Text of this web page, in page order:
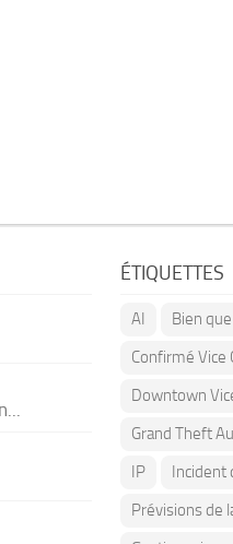
ÉTIQUETTES
AI Bien
Confirmé Vice
Downtown
Grand Theft
IP
Incident
Prévisions de